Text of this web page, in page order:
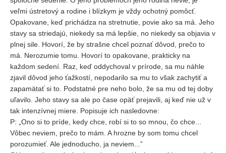
veľmi ústretový a rodine i blízkym je vždy ochotný pomôcť.
Opakovane, keď prichádza na stretnutie, povie ako sa má. Jeho
stavy sa striedajú, niekedy sa má lepšie, no niekedy sa objavia v
plnej sile. Hovorí, že by strašne chcel poznať dôvod, prečo to
má. Nerozumie tomu. Hovorí to opakovane, prakticky na
každom sedení. Raz, keď oddychoval v prírode, sa mu náhle
zjavil dôvod jeho ťažkostí, nepodarilo sa mu to však zachytiť a
zapamätať si to. Podstatné pre neho bolo, že sa mu od tej doby
uľavilo. Jeho stavy sa ale po čase opäť prejavili, aj keď nie už v
tak intenzívnej miere. Popisuje ich nasledovne:
P: „Ono si to príde, kedy chce, robí si to so mnou, čo chce...
Vôbec neviem, prečo to mám. A hrozne by som tomu chcel
porozumieť. Ale jednoducho, ja neviem...”